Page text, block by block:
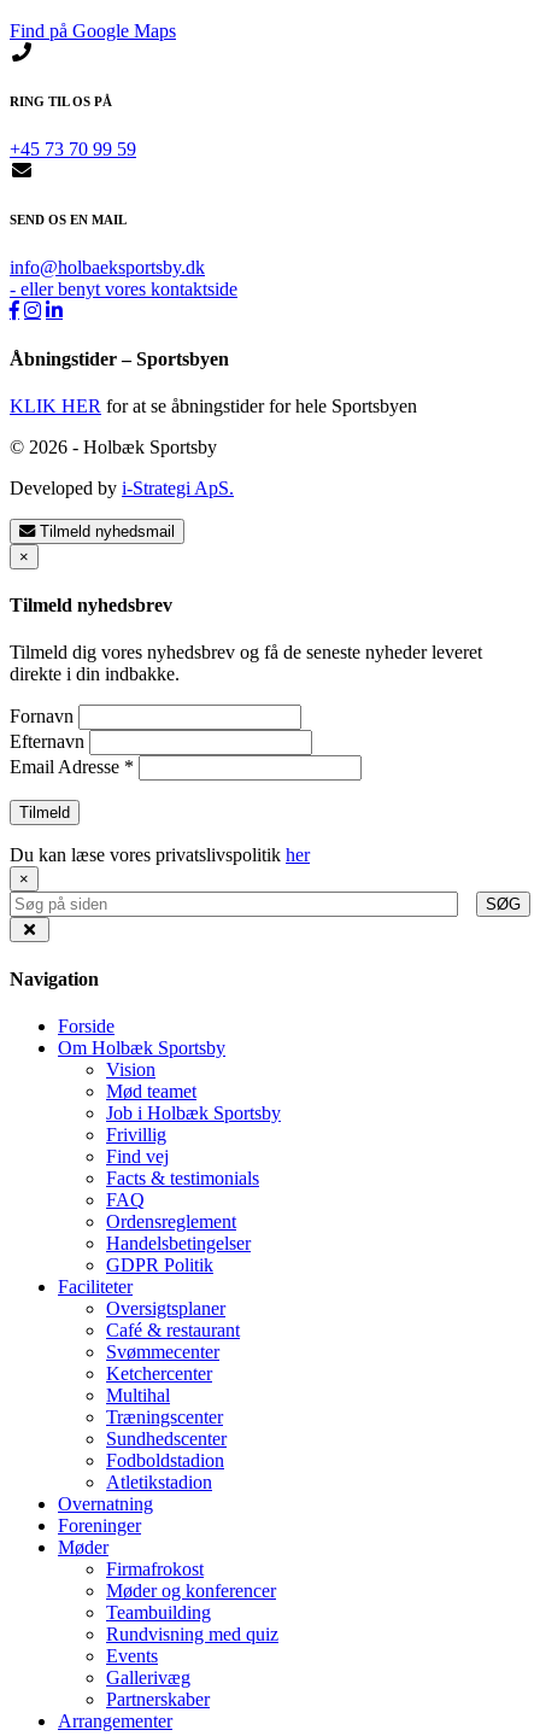
Find på Google Maps
RING TIL OS PÅ
+45 73 70 99 59
SEND OS EN MAIL
info@holbaeksportsby.dk
- eller benyt vores kontaktside
Åbningstider – Sportsbyen
KLIK HER for at se åbningstider for hele Sportsbyen
© 2026 - Holbæk Sportsby
Developed by i-Strategi ApS.
Tilmeld nyhedsmail
×
Tilmeld nyhedsbrev
Tilmeld dig vores nyhedsbrev og få de seneste nyheder leveret
direkte i din indbakke.
Fornavn
Efternavn
Email Adresse *
Du kan læse vores privatslivspolitik her
×
SØG
Navigation
Forside
Om Holbæk Sportsby
Vision
Mød teamet
Job i Holbæk Sportsby
Frivillig
Find vej
Facts & testimonials
FAQ
Ordensreglement
Handelsbetingelser
GDPR Politik
Faciliteter
Oversigtsplaner
Café & restaurant
Svømmecenter
Ketchercenter
Multihal
Træningscenter
Sundhedscenter
Fodboldstadion
Atletikstadion
Overnatning
Foreninger
Møder
Firmafrokost
Møder og konferencer
Teambuilding
Rundvisning med quiz
Events
Gallerivæg
Partnerskaber
Arrangementer